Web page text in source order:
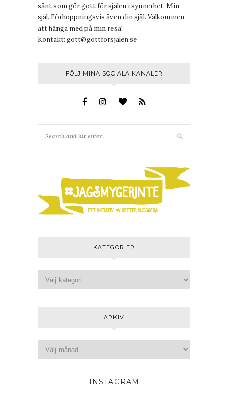
sånt som gör gott för själen i synnerhet. Min
själ. Förhoppningsvis även din själ. Välkommen
att hänga med på min resa!
Kontakt: gott@gottforsjalen.se
FÖLJ MINA SOCIALA KANALER
KATEGORIER
ARKIV
INSTAGRAM